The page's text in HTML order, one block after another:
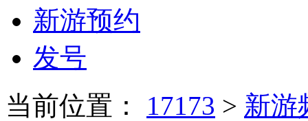
新游预约
发号
当前位置： 17173 > 新游